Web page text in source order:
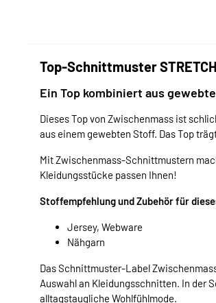
Top-Schnittmuster
Ein Top kombiniert aus
Dieses Top von Zwischenmass ist
aus einem gewebten Stoff. Das Top
Mit Zwischenmass-Schnittmustern
Kleidungsstücke passen Ihnen!
Stoffempfehlung und Zubehör für
Jersey, Webware
Nähgarn
Das Schnittmuster-Label
Auswahl an Kleidungsschnitten. In der
alltagstaugliche Wohlfühlmode.